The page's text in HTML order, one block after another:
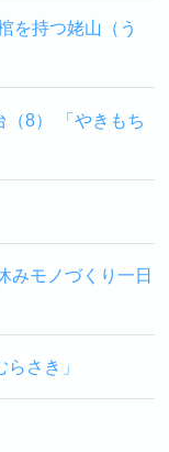
を持つ姥山（う
8） 「やきもち
みモノづくり一日
さき」